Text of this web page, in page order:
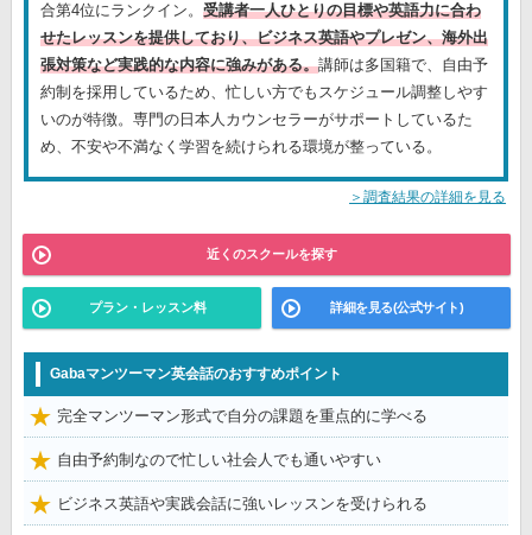
合第4位にランクイン。 受講者一人ひとりの目標や英語力に合わ
せたレッスンを提供しており、ビジネス英語やプレゼン、海外出
張対策など実践的な内容に強みがある。講師は多国籍で、自由予
約制を採用しているため、忙しい方でもスケジュール調整しやす
いのが特徴。専門の日本人カウンセラーがサポートしているた
め、不安や不満なく学習を続けられる環境が整っている。
＞調査結果の詳細を見る
近くのスクールを探す
プラン・レッスン料 詳細を見る(公式サイト)
Gabaマンツーマン英会話のおすすめポイント
完全マンツーマン形式で自分の課題を重点的に学べる
自由予約制なので忙しい社会人でも通いやすい
ビジネス英語や実践会話に強いレッスンを受けられる